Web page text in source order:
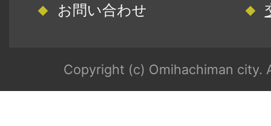
お問い合わせ
Copyright (c) Omihachiman city.